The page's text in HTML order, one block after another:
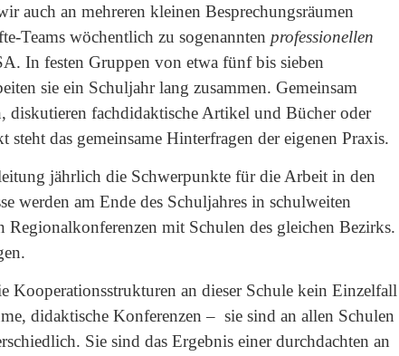
auch an mehreren kleinen Besprechungsräumen
Teams wöchentlich zu sogenannten professionellen
In festen Gruppen von etwa fünf bis sieben
sie ein Schuljahr lang zusammen. Gemeinsam
diskutieren fachdidaktische Artikel und Bücher oder
das gemeinsame Hinterfragen der eigenen Praxis.
jährlich die Schwerpunkte für die Arbeit in den
werden am Ende des Schuljahres in schulweiten
mit Schulen des gleichen Bezirks.
Kooperationsstrukturen an dieser Schule kein Einzelfall
didaktische Konferenzen – sie sind an allen Schulen
Sie sind das Ergebnis einer durchdachten an